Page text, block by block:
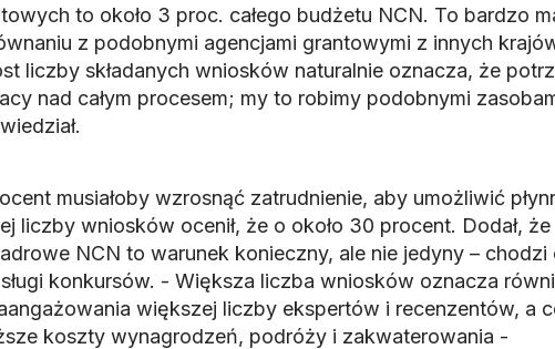
to około 3 proc. całego budżetu NCN. To bardzo
z podobnymi agencjami grantowymi z innych
liczby składanych wniosków naturalnie oznacza, że
nad całym procesem; my to robimy podobnymi
musiałoby wzrosnąć zatrudnienie, aby umożliwić
liczby wniosków ocenił, że o około 30 procent. Dodał, że
NCN to warunek konieczny, ale nie jedyny – chodzi
konkursów. - Większa liczba wniosków oznacza
większej liczby ekspertów i recenzentów, a
koszty wynagrodzeń, podróży i zakwaterowania -